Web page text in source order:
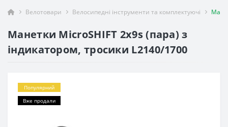
Велотовари Велосипедні інструменти та комплектуючі
Манетки MicroSHIFT 2x9s (пара) з
індикатором, тросики L2140/1700
Популярний
Вже продали